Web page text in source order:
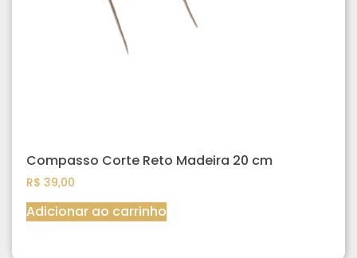
Compasso Corte Reto Madeira 20 cm
R$ 39,00
Adicionar ao carrinho